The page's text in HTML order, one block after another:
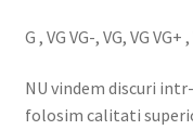
G , VG VG-, VG, VG VG+
NU vindem discuri
folosim calitati